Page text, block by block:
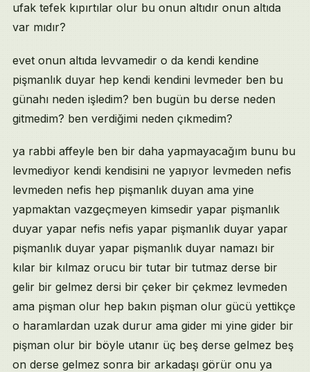
ufak tefek kıpırtılar olur bu onun altıdır onun altıda
var mıdır?
evet onun altıda levvamedir o da kendi kendine
pişmanlık duyar hep kendi kendini levmeder ben bu
günahı neden işledim? ben bugün bu derse neden
gitmedim? ben verdiğimi neden çıkmedim?
ya rabbi affeyle ben bir daha yapmayacağım bunu bu
levmediyor kendi kendisini ne yapıyor levmeden nefis
levmeden nefis hep pişmanlık duyan ama yine
yapmaktan vazgeçmeyen kimsedir yapar pişmanlık
duyar yapar nefis nefis yapar pişmanlık duyar yapar
pişmanlık duyar yapar pişmanlık duyar namazı bir
kılar bir kılmaz orucu bir tutar bir tutmaz derse bir
gelir bir gelmez dersi bir çeker bir çekmez levmeden
ama pişman olur hep bakın pişman olur gücü yettikçe
o haramlardan uzak durur ama gider mi yine gider bir
pişman olur bir böyle utanır üç beş derse gelmez beş
on derse gelmez sonra bir arkadaşı görür onu ya